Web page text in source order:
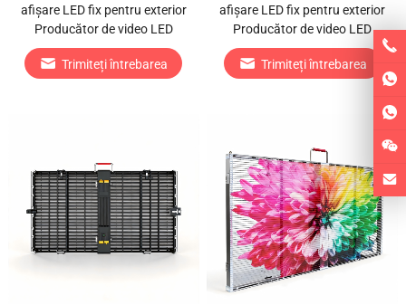
afișare LED fix pentru exterior
Producător de video LED
Trimiteți întrebarea
afișare LED fix pentru exterior
Producător de video LED
Trimiteți întrebarea